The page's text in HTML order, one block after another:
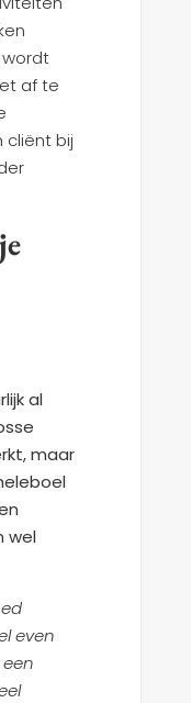
af te
cliënt bij
al
maar
wel
even